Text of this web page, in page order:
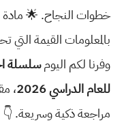
خطوات النجاح. 🌟 مادة
بالمعلومات القيمة
وفرنا لكم اليومسلسلة
للعام الدراسي 2026
،
مراجعة ذكية وسريعة. 👇